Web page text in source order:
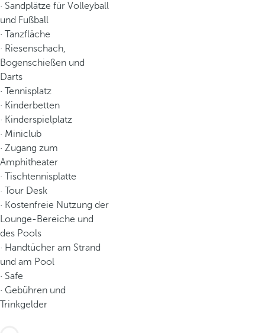
· Sandplätze für Volleyball
und Fußball
· Tanzfläche
· Riesenschach,
Bogenschießen und
Darts
· Tennisplatz
· Kinderbetten
· Kinderspielplatz
· Miniclub
· Zugang zum
Amphitheater
· Tischtennisplatte
· Tour Desk
· Kostenfreie Nutzung der
Lounge-Bereiche und
des Pools
· Handtücher am Strand
und am Pool
· Safe
· Gebühren und
Trinkgelder